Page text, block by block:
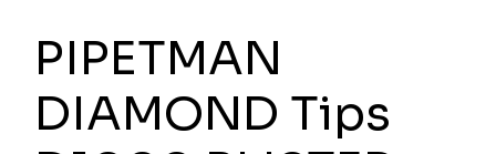
PIPETMAN
DIAMOND Tips